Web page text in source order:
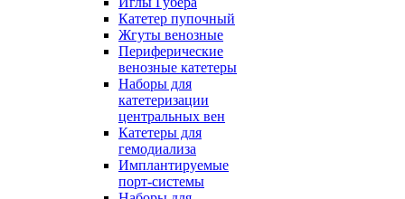
Катетер пупочный
Жгуты венозные
Периферические
венозные катетеры
Наборы для
катетеризации
центральных вен
Катетеры для
гемодиализа
Имплантируемые
порт‑системы